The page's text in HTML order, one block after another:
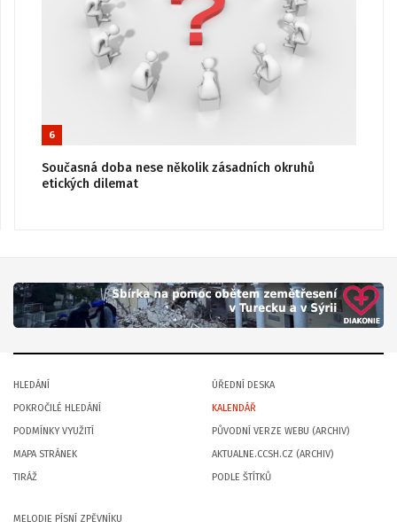
6
Současná doba nese několik zásadních okruhů
etických dilemat
HLEDÁNÍ
POKROČILÉ HLEDÁNÍ
PODMÍNKY VYUŽITÍ
MAPA STRÁNEK
TIRÁŽ
ÚŘEDNÍ DESKA
KALENDÁŘ
PŮVODNÍ VERZE WEBU (ARCHIV)
AKTUALNE.CCSH.CZ (ARCHIV)
PODLE ŠTÍTKŮ
MELODIE PÍSNÍ ZPĚVNÍKU